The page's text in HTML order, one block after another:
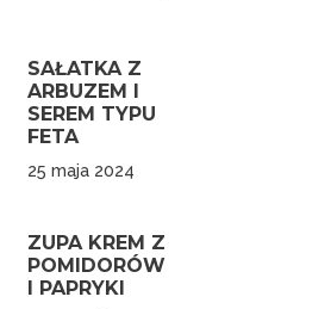
SAŁATKA Z
ARBUZEM I
SEREM TYPU
FETA
25 maja 2024
ZUPA KREM Z
POMIDORÓW
I PAPRYKI